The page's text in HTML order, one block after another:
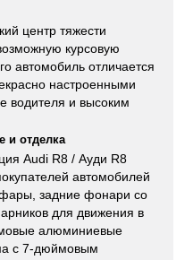
центр тяжести
курсовую
автомобиль отличается
настроенными
водителя и высоким
и отделка
Audi R8 / Ауди R8
автомобилей
задние фонари со
для движения в
алюминиевые
с 7-дюймовым